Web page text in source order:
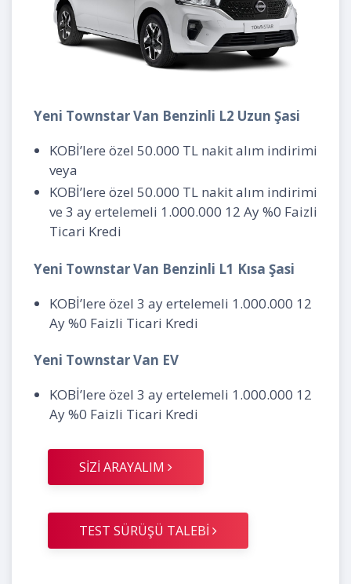
Yeni Townstar Van Benzinli L2 Uzun Şasi
KOBİ’lere özel 50.000 TL nakit alım indirimi
veya
KOBİ’lere özel 50.000 TL nakit alım indirimi
ve 3 ay ertelemeli 1.000.000 12 Ay %0 Faizli
Ticari Kredi
Yeni Townstar Van Benzinli L1 Kısa Şasi
KOBİ’lere özel 3 ay ertelemeli 1.000.000 12
Ay %0 Faizli Ticari Kredi
Yeni Townstar Van EV
KOBİ’lere özel 3 ay ertelemeli 1.000.000 12
Ay %0 Faizli Ticari Kredi
SİZİ ARAYALIM
TEST SÜRÜŞÜ TALEBİ